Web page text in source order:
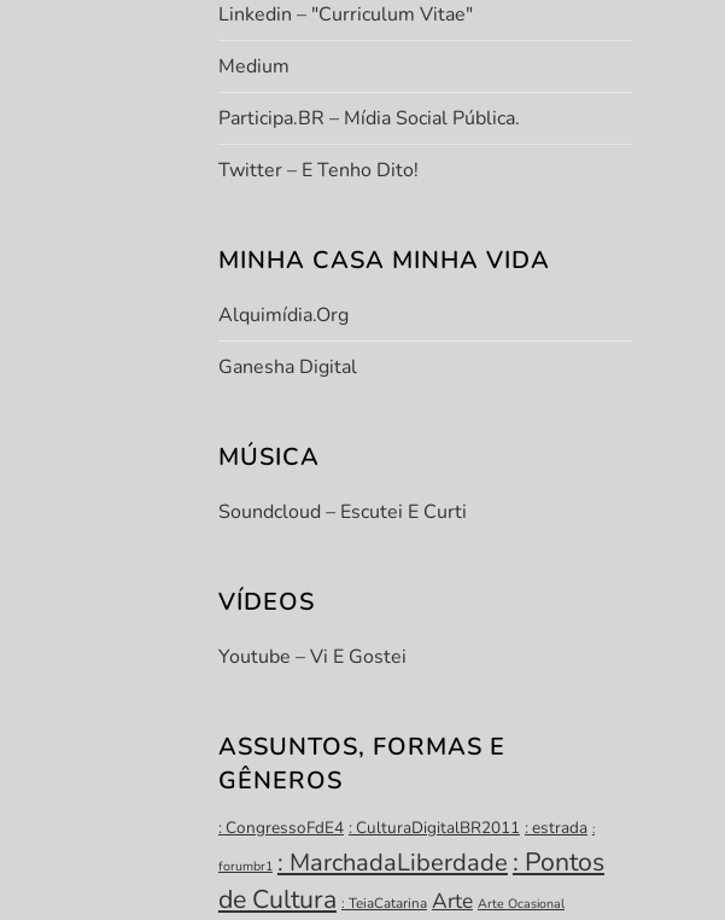
Linkedin – "Curriculum Vitae"
Medium
Participa.BR – Mídia Social Pública.
Twitter – E Tenho Dito!
MINHA CASA MINHA VIDA
Alquimídia.org
Ganesha Digital
MÚSICA
Soundcloud – Escutei E Curti
VÍDEOS
Youtube – Vi E Gostei
ASSUNTOS, FORMAS E
GÊNEROS
: CongressoFdE4 : CulturaDigitalBR2011 : estrada :
forumbr1 : MarchadaLiberdade : Pontos
de Cultura : TeiaCatarina Arte Arte Ocasional